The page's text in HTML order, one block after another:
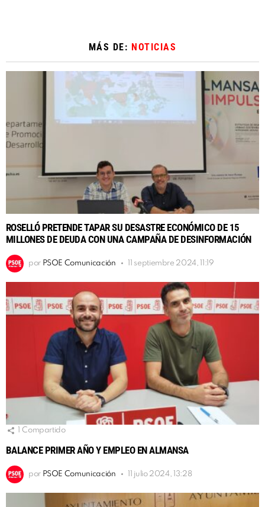
MÁS DE: NOTICIAS
ROSELLÓ PRETENDE TAPAR SU DESASTRE ECONÓMICO DE 15
MILLONES DE DEUDA CON UNA CAMPAÑA DE DESINFORMACIÓN
por PSOE Comunicación 11 septiembre 2024, 11:19
Compartido
BALANCE PRIMER AÑO Y EMPLEO EN ALMANSA
por PSOE Comunicación 11 julio 2024, 13:28